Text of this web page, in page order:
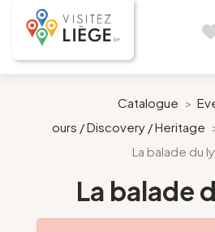
Like a citizen of Liège
Prepare my stay
Our suggestions
Catalogue >
ours / Discovery / Heritage
La balade du
La balade